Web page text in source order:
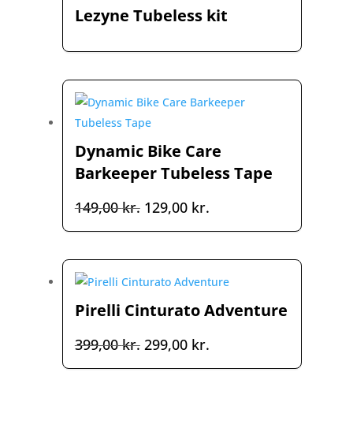
Lezyne Tubeless kit
Dynamic Bike Care
Barkeeper Tubeless Tape
149,00kr. Den
oprindelige
149,00 kr..
129,00 kr.Den
aktuelle
129,00 kr..
Pirelli Cinturato Adventure
399,00kr. Den
oprindelige
299,00 kr.Den
aktuelle